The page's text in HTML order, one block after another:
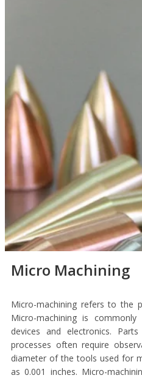
Micro Machining
Micro-machining refers to the
Micro-machining is
devices and electronics.
processes often require
diameter of the tools used for
as 0.001 inches. Micro-